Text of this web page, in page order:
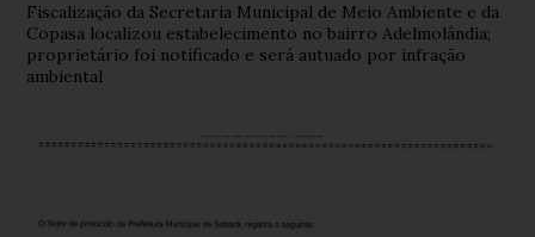
Fiscalização da Secretaria Municipal de Meio Ambiente e da
Copasa localizou estabelecimento no bairro Adelmolândia;
proprietário foi notificado e será autuado por infração
ambiental